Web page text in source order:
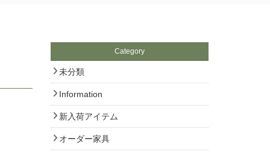
Category
未分類
Information
新入荷アイテム
オーダー家具